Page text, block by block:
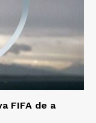
FIFA de a